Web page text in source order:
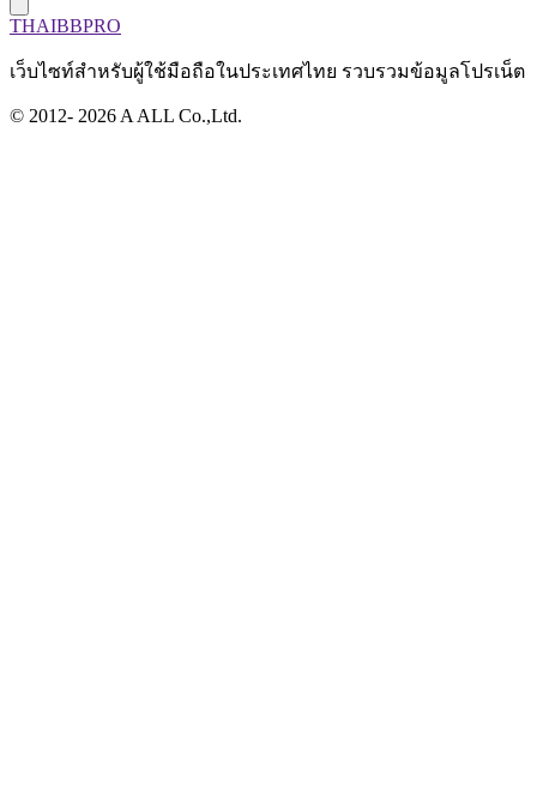
THAIBBPRO
เว็บไซท์สำหรับผู้ใช้มือถือในประเทศไทย รวบรวมข้อมูลโปรเน็ต
© 2012- 2026 A ALL Co.,Ltd.